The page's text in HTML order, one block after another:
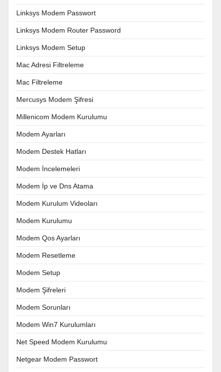
Linksys Modem Passwort
Linksys Modem Router Password
Linksys Modem Setup
Mac Adresi Filtreleme
Mac Filtreleme
Mercusys Modem Şifresi
Millenicom Modem Kurulumu
Modem Ayarları
Modem Destek Hatları
Modem İncelemeleri
Modem İp ve Dns Atama
Modem Kurulum Videoları
Modem Kurulumu
Modem Qos Ayarları
Modem Resetleme
Modem Setup
Modem Şifreleri
Modem Sorunları
Modem Win7 Kurulumları
Net Speed Modem Kurulumu
Netgear Modem Passwort